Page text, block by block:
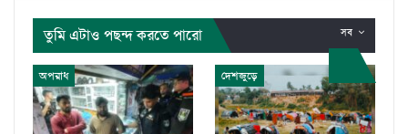
সব
তুমি এটাও পছন্দ করতে পারো
অপরাধ দেশজুড়ে